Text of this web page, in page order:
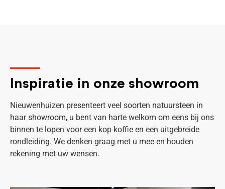
Inspiratie in onze showroom
Nieuwenhuizen presenteert veel soorten natuursteen in
haar showroom, u bent van harte welkom om eens bij ons
binnen te lopen voor een kop koffie en een uitgebreide
rondleiding. We denken graag met u mee en houden
rekening met uw wensen.